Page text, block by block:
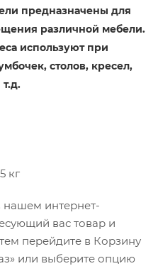
предназначены для
различной мебели.
используют при
столов, кресел,
кг
нашем интернет-
вас товар и
перейдите в Корзину
или выберите опцию